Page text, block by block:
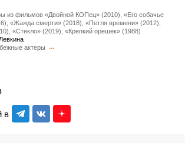
из фильмов «Двойной КОПец» (2010), «Его собачье
«Жажда смерти» (2018), «Петля времени» (2012),
«Стекло» (2019), «Крепкий орешек» (1988)
актеры
в